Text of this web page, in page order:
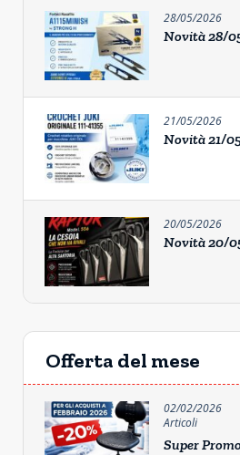
28/05/2026
Novità 28/
21/05/2026
Novità 21/
20/05/2026
Novità 20/
Offerta del mese
02/02/2026
Articoli
Super